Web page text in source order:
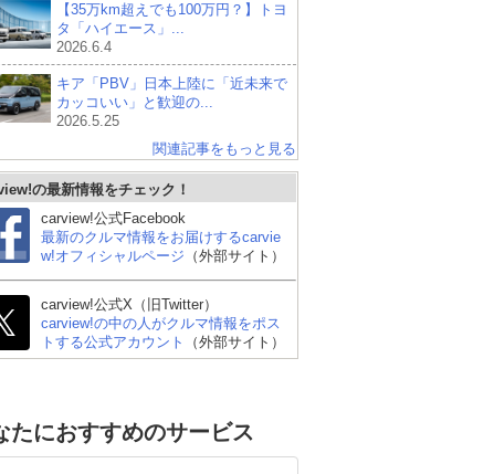
【35万km超えでも100万円？】トヨ
タ「ハイエース」...
2026.6.4
キア「PBV」日本上陸に「近未来で
カッコいい」と歓迎の...
2026.5.25
関連記事をもっと見る
の最新情報をチェック！
carview!公式Facebook
最新のクルマ情報をお届けするcarvie
w!オフィシャルページ （外部サイト）
carview!公式X（旧Twitter）
carview!の中の人がクルマ情報をポス
トする公式アカウント
（外部サイト）
たにおすすめのサービス